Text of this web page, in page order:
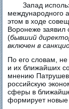
Запад
международного
этом в ходе
Воронеже заявил
(бывший
включен в
По его словам,
и их ближайших
мнению
российскую
сферы в
формирует новые